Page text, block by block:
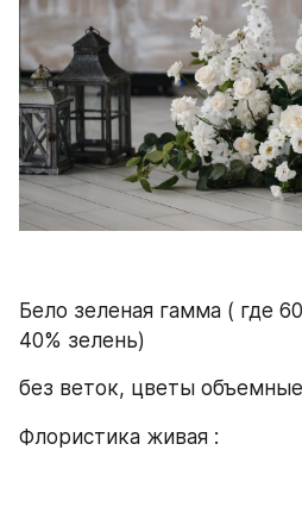
Бело зеленая гамма ( где
40% зелень)
без веток, цветы объемные
Флористика живая :